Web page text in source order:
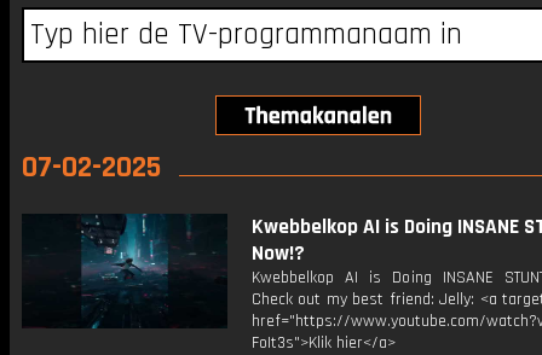
07-02-2025
Kwebbelkop AI is Doing INSANE
Now!?
Kwebbelkop AI is Doing INSANE
Check out my best friend: Jelly: <a
href="https://www.youtube.com/
FoIt3s">Klik hier</a>